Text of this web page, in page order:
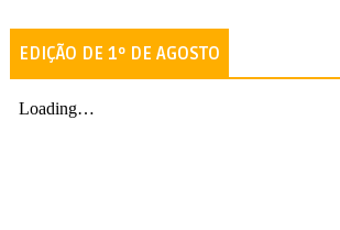
EDIÇÃO DE 1º DE AGOSTO